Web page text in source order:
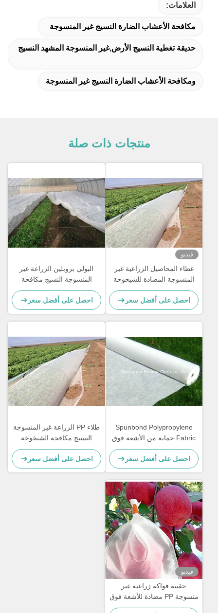
العلامات:
مكافحة الأعشاب الضارة النسيج غير المنسوجة
حديقة تغطية النسيج الأرض,غير المنسوجة المشهد النسيج
ومكافحة الأعشاب الضارة النسيج غير المنسوجة
منتجات ذات صلة
فيديو
غطاء المحاصيل الزراعية غير
المنسوجة المضادة للشيخوخة
100٪ مادة البولي بروبيلين
احصل على أفضل سعر
البولي بروبلين الزراعة غير
المنسوجة النسيج مكافحة
الشيخوخة صحة البيئة
احصل على أفضل سعر
Spunbond Polypropylene
Fabric حماية من الأشعة فوق
البنفسجية لفافات أقمشة غير
منسوجة
احصل على أفضل سعر
طلاء PP الزراعة غير المنسوجة
النسيج مكافحة الشيخوخة
العرض حسب الطلب
احصل على أفضل سعر
فيديو
حقيبة فواكه زراعية غير
منسوجة PP مضادة للأشعة فوق
البنفسجية واقية للموز والتفاح